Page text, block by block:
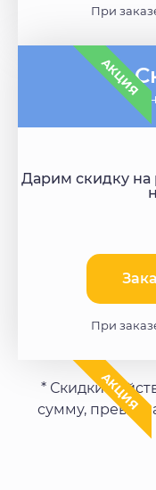
При
АКЦИЯ
-
Дарим скидку на
При
АКЦИЯ
* Скидки
сумму,